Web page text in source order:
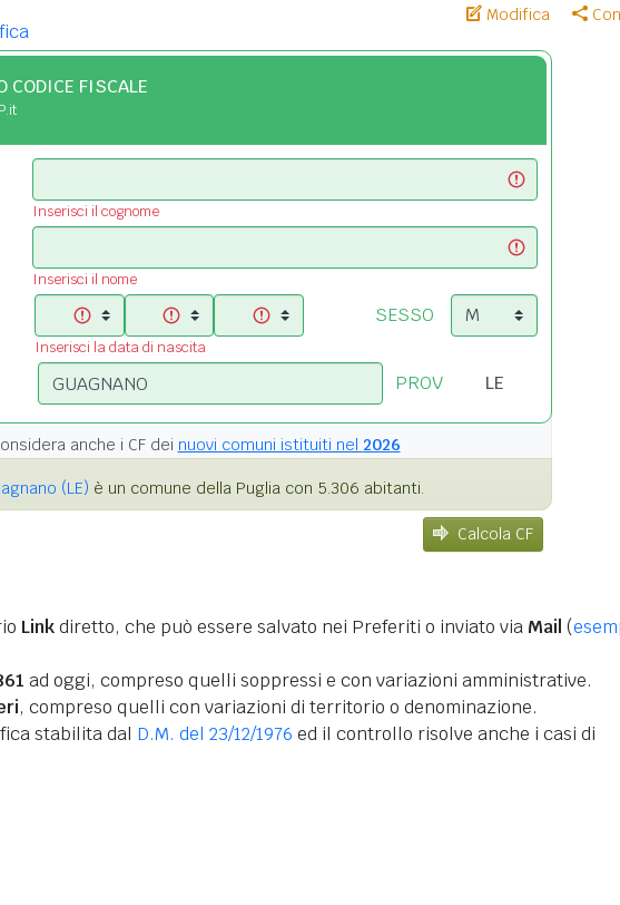
Modifica
CODICE FISCALE
Inserisci il cognome
Inserisci il nome
Inserisci la data di nascita
SESSO
PROV
anche i CF dei nuovi comuni istituiti nel 2026
(LE) è un comune della Puglia con 5.306 abitanti.
Calcola CF
Linkdiretto, che può essere salvato nei Preferiti o inviato via Mail (
ad oggi, compreso quelli soppressi e con variazioni amministrative.
, compreso quelli con variazioni di territorio o denominazione.
stabilita dal D.M. del 23/12/1976 ed il controllo risolve anche i casi di